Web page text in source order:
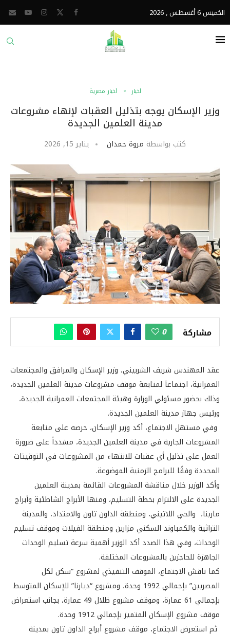
الخميس 6 أغسطس , 2026
أخبار أخبار مصرية
وزير الإسكان يوجه بتذليل العقبات لإنهاء مشروعات
مدينة العلمين الجديدة
كتب بواسطة مروة حمدان يناير 15, 2026
مشاركة 0
عقد المهندس شريف الشربيني، وزير الإسكان والمرافق والمجتمعات
العمرانية، اجتماعآ لمتابعة موقف مشروعات مدينة العلمين الجديدة،
وذلك بحضور مسئولي الوزارة وهيئة المجتمعات العمرانية الجديدة،
ورئيس جهاز مدينة العلمين الجديدة.
وفي مستهل الاجتماع، أكد وزير الإسكان، حرصه على متابعة
المشروعات الجارية في مدينة العلمين الجديدة، مشدداً على ضرورة
العمل على تذليل أي عقبات للانتهاء من المشروعات في التوقيتات
المحددة وفقًا للبرامج الزمنية الموضوعة.
وأكد الوزير خلال مناقشة المشروعات القائمة بمدينة العلمين
الجديدة على الالتزام بخطة التسليم، ومنها الأبراج الشاطئية وأبراج
مارينا، والحي اللاتيني، ومنطقة الداون تاون والامتداد، والمدينة
التراثية والكمباوند السكني مزارين ومنطقة الفيلات وموقف تسليم
الوحدات، وفي هذا الصدد أكد الوزير أهمية سرعة تسليم الوحدات
الجاهزة للحاجزين بالمشروعات المختلفة.
كما ناقش الاجتماع، الموقف التنفيذي لمشروع “سكن لكل
المصريين” بإجمالي 1992 وحدة، ومشروع “ديارنا” للإسكان المتوسط
بإجمالي 61 عمارة، وموقف مشروع ظلال 49 عمارة، بجانب استعراض
موقف مشروع الإسكان المتميز بإجمالي 1912 وحدة.
ثم استعرض الاجتماع، موقف مشروع أبراج الداون تاون بمدينة